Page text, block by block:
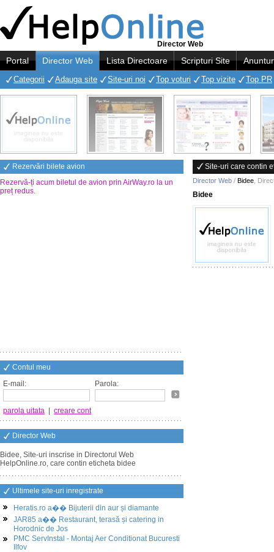
Director Web
Portal Director Web Lista Directoare Scripturi Site
Categorii Adauga site Site-uri noi Top voturi Top vizite Top PR
Rezervări bilete avion
Rezervă-ți acum biletul de avion prin AirWay.ro la un
preț redus.
Contul meu
E-mail:
Parola:
parola uitata creare cont
Director Web
Bidee, Site-uri inscrise in Directorul Web
HelpOnline.ro, care contin eticheta bidee
Ultimele site-uri inregistrate
Heratis.ro a�� Bijuterii din aur și diamante
JAR85 a�� Restaurant, terasă și catering in
Horodnic de Jos
PMC ServInstal - Montaj Aer Conditionat Bucuresti
Ilfov
Site-uri care contin
Director Web / Bidee
Bidee